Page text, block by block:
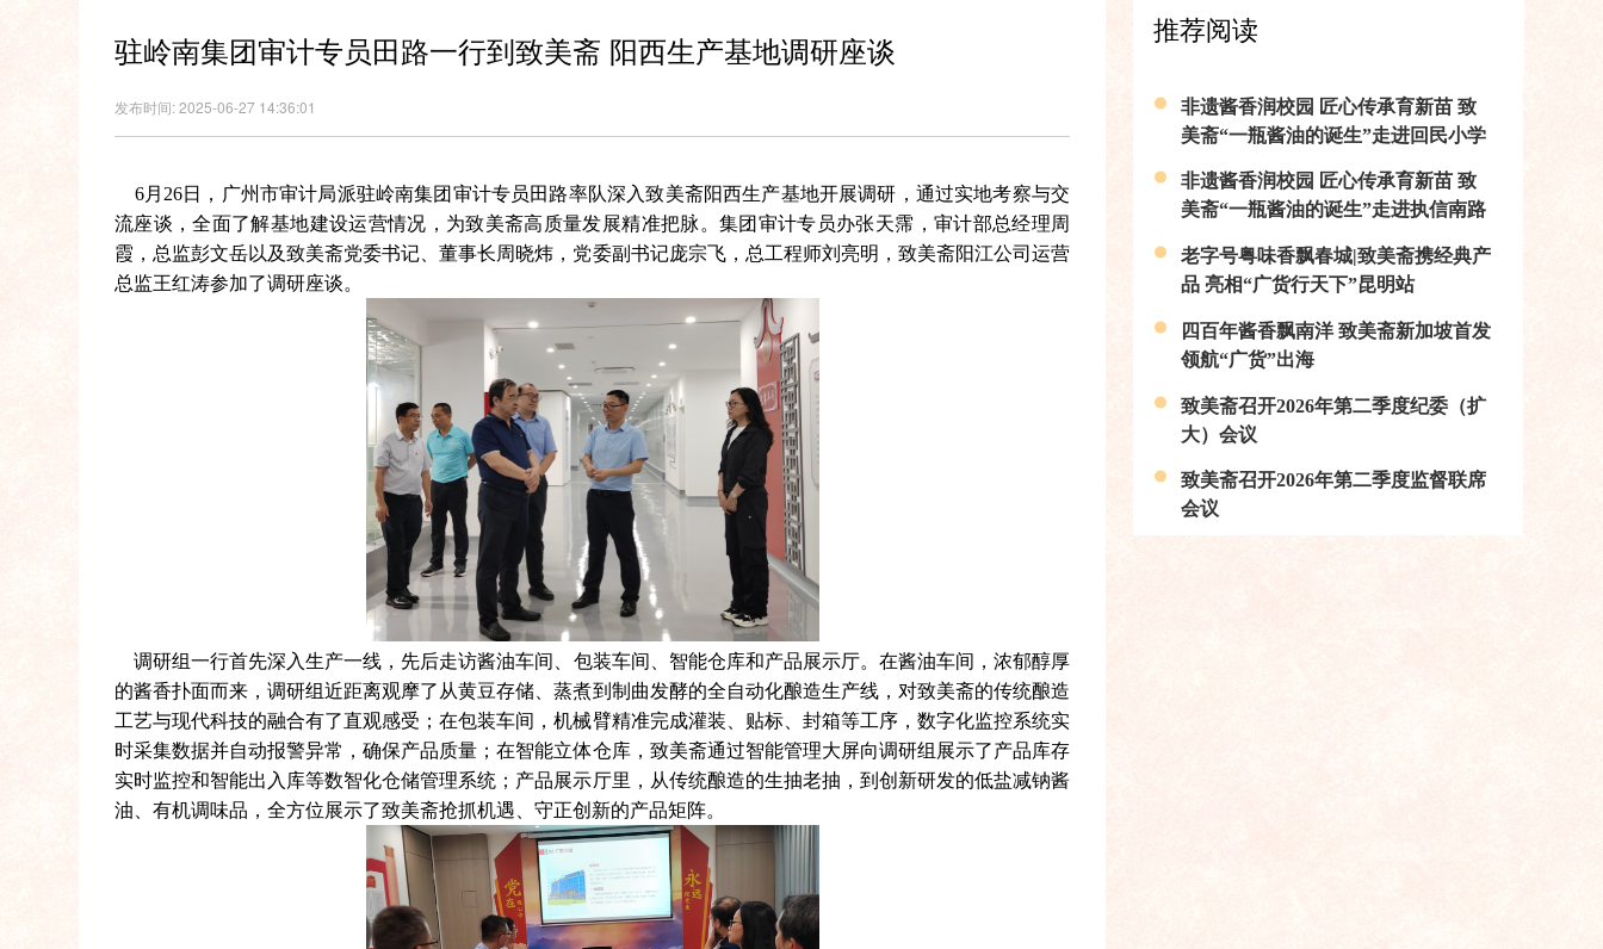
非遗酱香润校园 匠心传承育新苗 致
美斋“一瓶酱油的诞生”走进回民小学
非遗酱香润校园 匠心传承育新苗 致
美斋“一瓶酱油的诞生”走进执信南路
老字号粤味香飘春城|致美斋携经典产
品 亮相“广货行天下”昆明站
四百年酱香飘南洋 致美斋新加坡首发
领航“广货”出海
致美斋召开2026年第二季度纪委（扩
大）会议
致美斋召开2026年第二季度监督联席
会议
驻岭南集团审计专员田路一行到致美斋 阳西生产基地调研座谈
发布时间: 2025-06-27 14:36:01
6月26日，广州市审计局派驻岭南集团审计专员田路率队深入致美斋阳西生产基地开展调研，通过实地考察与交
流座谈，全面了解基地建设运营情况，为致美斋高质量发展精准把脉。集团审计专员办张天霈，审计部总经理周
霞，总监彭文岳以及致美斋党委书记、董事长周晓炜，党委副书记庞宗飞，总工程师刘亮明，致美斋阳江公司运营
总监王红涛参加了调研座谈。
调研组一行首先深入生产一线，先后走访酱油车间、包装车间、智能仓库和产品展示厅。在酱油车间，浓郁醇厚
的酱香扑面而来，调研组近距离观摩了从黄豆存储、蒸煮到制曲发酵的全自动化酿造生产线，对致美斋的传统酿造
工艺与现代科技的融合有了直观感受；在包装车间，机械臂精准完成灌装、贴标、封箱等工序，数字化监控系统实
时采集数据并自动报警异常，确保产品质量；在智能立体仓库，致美斋通过智能管理大屏向调研组展示了产品库存
实时监控和智能出入库等数智化仓储管理系统；产品展示厅里，从传统酿造的生抽老抽，到创新研发的低盐减钠酱
油、有机调味品，全方位展示了致美斋抢抓机遇、守正创新的产品矩阵。
推荐阅读